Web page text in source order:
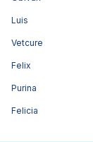
Luis
Vetcure
Felix
Purina
Felicia